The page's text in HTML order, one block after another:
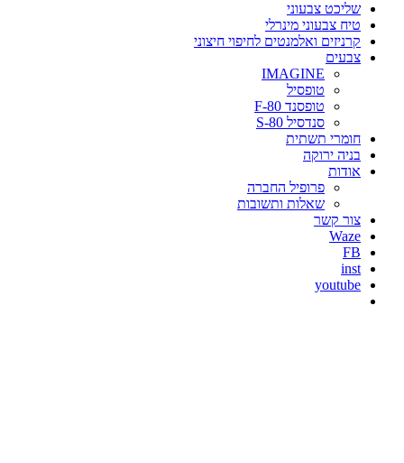
שליכט צבעוני
טיח צבעוני מינרלי
קרניזים ואלמנטים לחיפוי חיצוני
צבעים
IMAGINE
טופסיל
טופסנד F-80
סנדסיל S-80
חומרי תשתית
בניה ירוקה
אודות
פרופיל החברה
שאלות ותשובות
צור קשר
Waze
FB
inst
youtube